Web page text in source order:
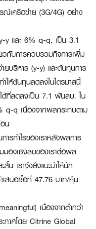
ณ์เครือข่าย (3G/4G) อย่าง
y และ 6% q-q, เป็น 3.1
กับการควบรวมกิจการเพิ่ม
ยบริหาร (y-y) และต้นทุนการ
ให้ต้นทุนลดลงในไตรมาสนี้
ด้ที่ลดลงเป็น 7.1 พันลบ. ใน
q-q เนื่องจากผลกระทบตาม
น
รกำไรของเราหลังผลการ
มองเชิงลบของเราต่อผล
น เราจึงยังแนะนำให้นัก
เสนอซื้อที่ 47.76 บาท/หุ้น
เนื่องจากต่ำกว่า
กาศโดย Citrine Global